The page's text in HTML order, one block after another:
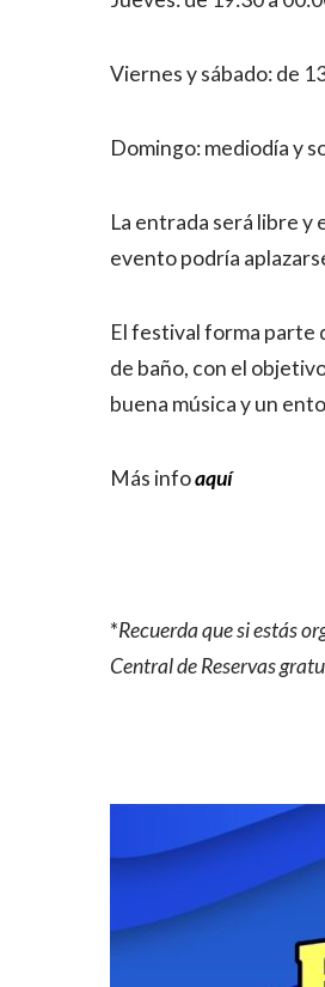
Viernes y sábado: de
Domingo: mediodía y
La entrada será libre y
evento podría
El festival forma parte
de baño, con el
buena música y un
Más infoaquí
*Recuerda que si estás
Central de Reservas